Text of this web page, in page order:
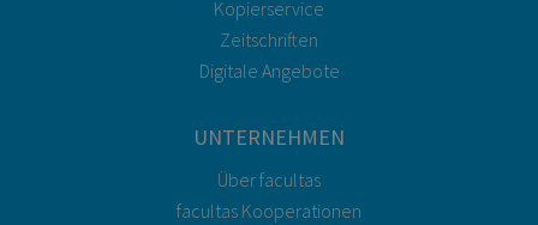
Kopierservice
Zeitschriften
Digitale Angebote
UNTERNEHMEN
Über facultas
facultas Kooperationen